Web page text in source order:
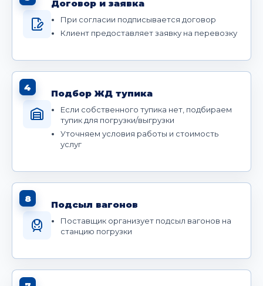
Договор и заявка
При согласии подписывается договор
Клиент предоставляет заявку на перевозку
4
Подбор ЖД тупика
Если собственного тупика нет, подбираем
тупик для погрузки/выгрузки
Уточняем условия работы и стоимость
услуг
8
Подсыл вагонов
Поставщик организует подсыл вагонов на
станцию погрузки